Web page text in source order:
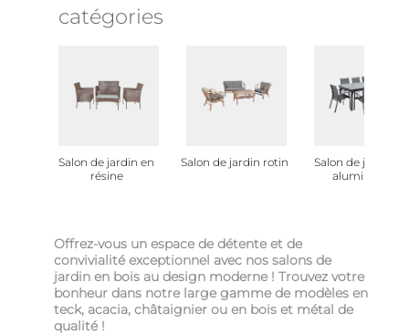
catégories
Salon de jardin en
résine
Salon de jardin rotin
Salon de jardin en
aluminium
Offrez-vous un espace de détente et de
convivialité exceptionnel avec nos salons de
jardin en bois au design moderne ! Trouvez votre
bonheur dans notre large gamme de modèles en
teck, acacia, châtaignier ou en bois et métal de
qualité !